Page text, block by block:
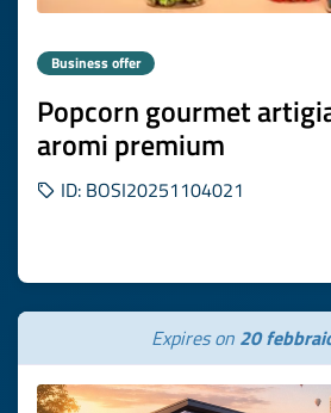
Business offer
Popcorn gourmet
aromi premium
ID: BOSI20251104021
Expires on 20